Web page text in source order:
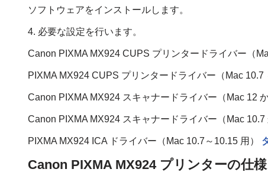
ソフトウェアをインストールします。
4. 必要な設定を行います。
Canon PIXMA MX924 CUPS プリンタードライバー（
PIXMA MX924 CUPS プリンタードライバー（Mac 10.7
Canon PIXMA MX924 スキャナードライバー（Mac 12
Canon PIXMA MX924 スキャナードライバー（Mac 10.7
PIXMA MX924 ICA ドライバー（Mac 10.7～10.15 用）
Canon PIXMA MX924 プリンターの仕様